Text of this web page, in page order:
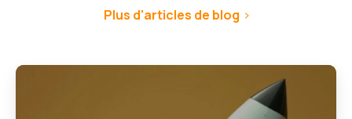
Plus d'articles de blog